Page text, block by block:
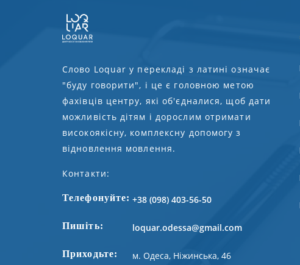
Слово Loquar у перекладі з латині означає
"буду говорити", і це є головною метою
фахівців центру, які об'єдналися, щоб дати
можливість дітям і дорослим отримати
високоякісну, комплексну допомогу з
відновлення мовлення.
Контакти:
Телефонуйте: +38 (098) 403-56-50
Пишіть: loquar.odessa@gmail.com
Приходьте: м. Одеса, Ніжинська, 46